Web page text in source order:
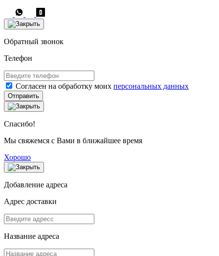
Обратный звонок
Телефон
Согласен на обработку моих персональных данных
Отправить
Спасибо!
Мы свяжемся с Вами в ближайшее время
Хорошо
Добавление адреса
Адрес доставки
Название адреса